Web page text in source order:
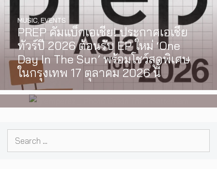
PREP คัมแบ็กเอเชีย! ประกาศเอเชีย
ทัวร์ปี 2026 ต้อนรับ EP ใหม่ ‘One
Day In The Sun’ พร้อมโชว์สุดพิเศษ
ในกรุงเทพ 17 ตุลาคม 2026 นี้
MUSIC EVENTS
[Exclusive Interview] grentperez
จากเด็กอายุ 12 ปีที่ร้องเพลงในห้อง
นอน สู่การแสดงคอนเสิร์ตต่อหน้าคน
นับหมื่น
INTERVIEW,MUSIC
Search